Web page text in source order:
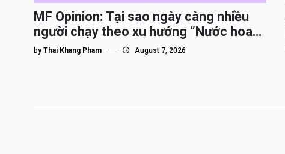
MF Opinion: Tại sao ngày càng nhiều
người chạy theo xu hướng “Nước hoa
Dupe”?
by Thai Khang Pham August 7, 2026